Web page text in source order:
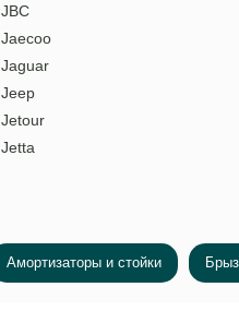
JBC
Jaecoo
Jaguar
Jeep
Jetour
Jetta
Амортизаторы и стойки